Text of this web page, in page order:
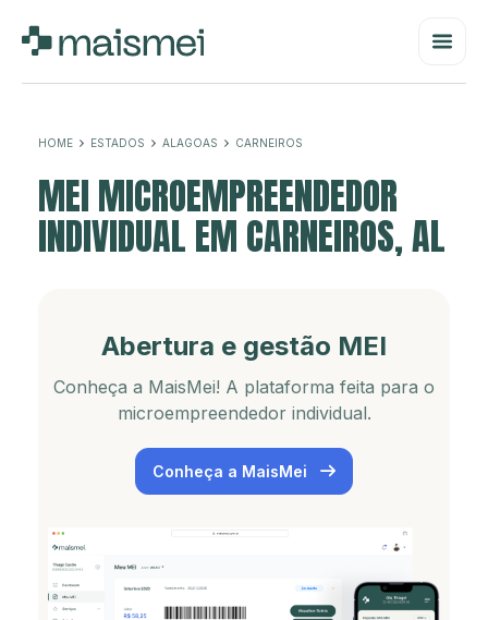
HOME ESTADOS ALAGOAS CARNEIROS
MEI MICROEMPREENDEDOR
INDIVIDUAL EM CARNEIROS, AL
Abertura e gestão MEI
Conheça a MaisMei! A plataforma feita para o
microempreendedor individual.
Conheça a MaisMei